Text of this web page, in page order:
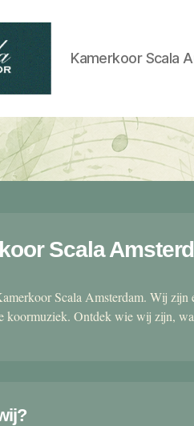
Kamerkoor Scala
Scala
Scala Amsterdam. Wij zijn
koormuziek. Ontdek wie wij zijn,